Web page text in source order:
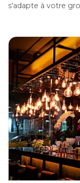
s'adapte à votre